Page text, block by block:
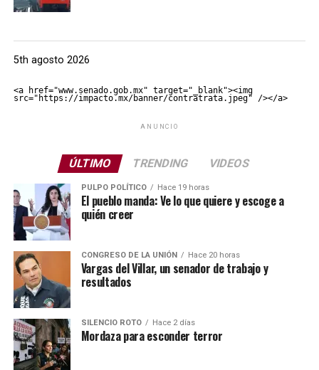
5th agosto 2026
<a href="www.senado.gob.mx" target="_blank"><img
src="https://impacto.mx/banner/contratrata.jpeg" /></a>
ANUNCIO
ÚLTIMO TRENDING VIDEOS
PULPO POLÍTICO Hace 19 horas
El pueblo manda: Ve lo que quiere y escoge a
quién creer
CONGRESO DE LA UNIÓN Hace 20 horas
Vargas del Villar, un senador de trabajo y
resultados
SILENCIO ROTO Hace 2 días
Mordaza para esconder terror